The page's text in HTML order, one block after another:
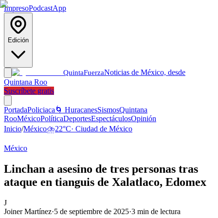
ImpresoPodcastApp
Edición
QuintaFuerzaNoticias de México, desde
Quintana Roo
Suscríbete gratis
PortadaPoliciaca 🌀 HuracanesSismosQuintana
RooMéxicoPolíticaDeportesEspectáculosOpinión
Inicio/México⛈️22°C· Ciudad de México
México
Linchan a asesino de tres personas tras
ataque en tianguis de Xalatlaco, Edomex
J
Joiner Martínez·5 de septiembre de 2025·3 min de lectura